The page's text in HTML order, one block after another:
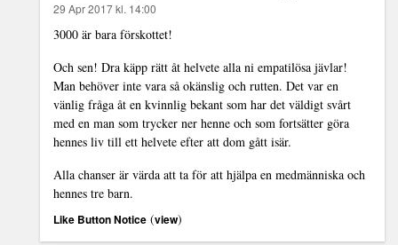
29 Apr 2017 kl. 14:00
3000 är bara förskottet!
Och sen! Dra käpp rätt åt helvete alla ni empatilösa jävlar!
Man behöver inte vara så okänslig och rutten. Det var en
vänlig fråga åt en kvinnlig bekant som har det väldigt svårt
med en man som trycker ner henne och som fortsätter göra
hennes liv till ett helvete efter att dom gått isär.
Alla chanser är värda att ta för att hjälpa en medmänniska och
hennes tre barn.
Like Button Notice (view)